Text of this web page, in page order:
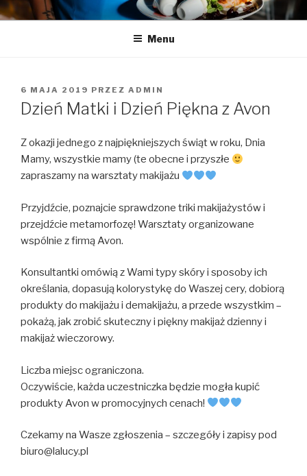
Przeskocz
do
LA LUCY
Zapraszamy na pyszną kawę i naleśniki
Menu
OPUBLIKOWANE
W
6 MAJA 2019 PRZEZ ADMIN
Dzień Matki i Dzień Piękna z Avon
Z okazji jednego z najpiękniejszych świąt w roku, Dnia
Mamy, wszystkie mamy (te obecne i przyszłe
zapraszamy na warsztaty makijażu
Przyjdźcie, poznajcie sprawdzone triki makijażystów i
przejdźcie metamorfozę! Warsztaty organizowane
wspólnie z firmą Avon.
Konsultantki omówią z Wami typy skóry i sposoby ich
określania, dopasują kolorystykę do Waszej cery, dobiorą
produkty do makijażu i demakijażu, a przede wszystkim –
pokażą, jak zrobić skuteczny i piękny makijaż dzienny i
makijaż wieczorowy.
Liczba miejsc ograniczona.
Oczywiście, każda uczestniczka będzie mogła kupić
produkty Avon w promocyjnych cenach!
Czekamy na Wasze zgłoszenia – szczegóły i zapisy pod
biuro@lalucy.pl